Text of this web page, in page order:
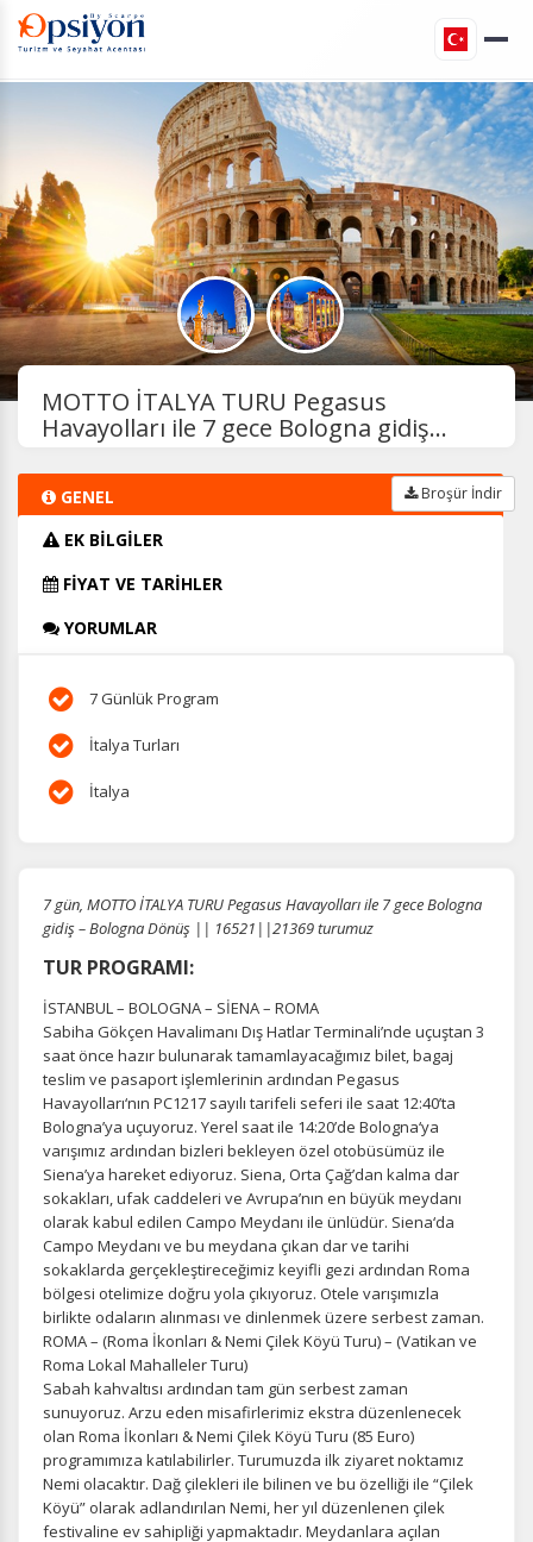
MOTTO İTALYA TURU Pegasus
Havayolları ile 7 gece Bologna gidiş...
GENEL
EK BİLGİLER
FİYAT VE TARİHLER
YORUMLAR
Broşür İndir
7 Günlük Program
İtalya Turları
İtalya
7 gün, MOTTO İTALYA TURU Pegasus Havayolları ile 7 gece Bologna
gidiş – Bologna Dönüş || 16521||21369 turumuz
TUR PROGRAMI:
İSTANBUL – BOLOGNA – SİENA – ROMA
Sabiha Gökçen Havalimanı Dış Hatlar Terminali’nde uçuştan 3
saat önce hazır bulunarak tamamlayacağımız bilet, bagaj
teslim ve pasaport işlemlerinin ardından Pegasus
Havayolları‘nın PC1217 sayılı tarifeli seferi ile saat 12:40’ta
Bologna’ya uçuyoruz. Yerel saat ile 14:20’de Bologna‘ya
varışımız ardından bizleri bekleyen özel otobüsümüz ile
Siena’ya hareket ediyoruz. Siena, Orta Çağ’dan kalma dar
sokakları, ufak caddeleri ve Avrupa’nın en büyük meydanı
olarak kabul edilen Campo Meydanı ile ünlüdür. Siena‘da
Campo Meydanı ve bu meydana çıkan dar ve tarihi
sokaklarda gerçekleştireceğimiz keyifli gezi ardından Roma
bölgesi otelimize doğru yola çıkıyoruz. Otele varışımızla
birlikte odaların alınması ve dinlenmek üzere serbest zaman.
ROMA – (Roma İkonları & Nemi Çilek Köyü Turu) – (Vatikan ve
Roma Lokal Mahalleler Turu)
Sabah kahvaltısı ardından tam gün serbest zaman
sunuyoruz. Arzu eden misafirlerimiz ekstra düzenlenecek
olan Roma İkonları & Nemi Çilek Köyü Turu (85 Euro)
programımıza katılabilirler. Turumuzda ilk ziyaret noktamız
Nemi olacaktır. Dağ çilekleri ile bilinen ve bu özelliği ile “Çilek
Köyü” olarak adlandırılan Nemi, her yıl düzenlenen çilek
festivaline ev sahipliği yapmaktadır. Meydanlara açılan